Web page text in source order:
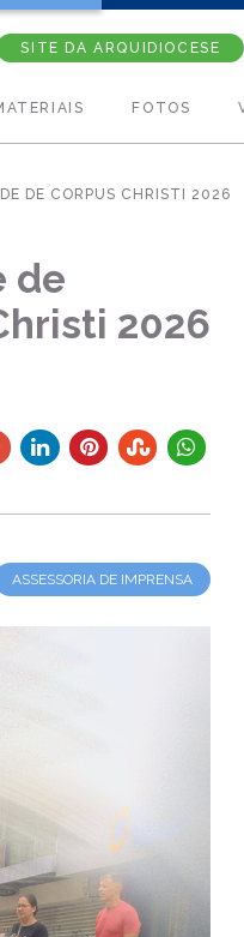
SITE DA ARQUIDIOCESE
FOTOS
DE CORPUS CHRISTI 2026
de
2026
ASSESSORIA DE IMPRENSA